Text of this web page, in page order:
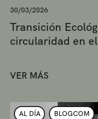
30/03/2026
Transición
circularidad en
VER MÁS
AL DÍA BLOGCOM